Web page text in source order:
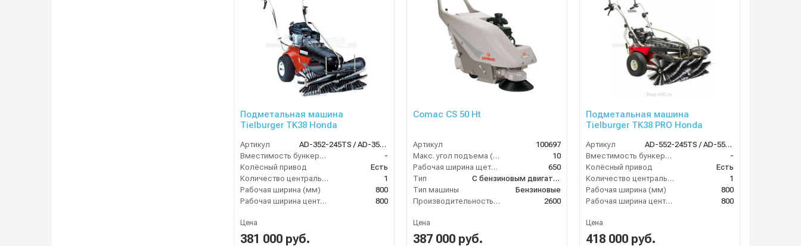
Подметальная машина
Tielburger TK38 Honda
Артикул
AD-352-245TS / AD-352-045TS
Вместимость бункера (л)
-
Колёсный привод
Есть
Количество центральных мусоросборных валиков (шт)
1
Рабочая ширина (мм)
800
Рабочая ширина центральной щётки (мм)
800
Цена
381 000 руб.
Comac CS 50 Ht
Артикул
100697
Макс. угол подъема (%)
10
Рабочая ширина щеток (мм)
650
Тип
С бензиновым двигателем
Тип машины
Бензиновые
Производительность по площади (м2/ч)
2600
Цена
387 000 руб.
Подметальная машина
Tielburger TK38 PRO Honda
Артикул
AD-552-245TS / AD-552-045TS
Вместимость бункера (л)
-
Колёсный привод
Есть
Количество центральных мусоросборных валиков (шт)
1
Рабочая ширина (мм)
800
Рабочая ширина центральной щётки (мм)
800
Цена
418 000 руб.